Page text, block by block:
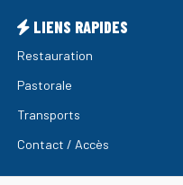
LIENS RAPIDES
Restauration
Pastorale
Transports
Contact / Accès